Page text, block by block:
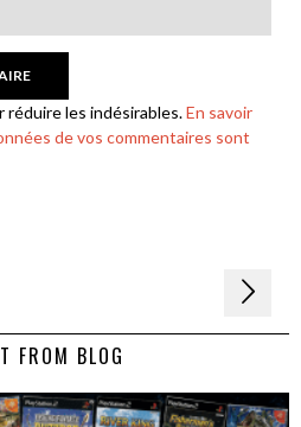
les indésirables.En savoir
de vos commentaires sont
FROM BLOG